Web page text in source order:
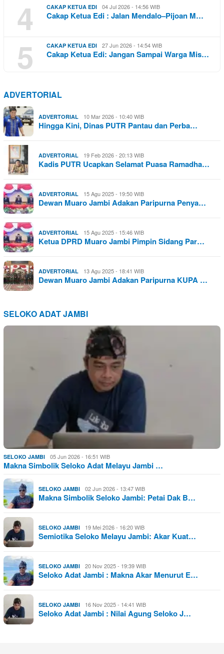
4 CAKAP KETUA EDI 04 Jul 2026 - 14:56 WIB
Cakap Ketua Edi : Jalan Mendalo–Pijoan M…
5 CAKAP KETUA EDI 27 Jun 2026 - 14:54 WIB
Cakap Ketua Edi: Jangan Sampai Warga Mis…
ADVERTORIAL
ADVERTORIAL 10 Mar 2026 - 10:40 WIB
Hingga Kini, Dinas PUTR Pantau dan Perba…
ADVERTORIAL 19 Feb 2026 - 20:13 WIB
Kadis PUTR Ucapkan Selamat Puasa Ramadha…
ADVERTORIAL 15 Agu 2025 - 19:50 WIB
Dewan Muaro Jambi Adakan Paripurna Penya…
ADVERTORIAL 15 Agu 2025 - 15:46 WIB
Ketua DPRD Muaro Jambi Pimpin Sidang Par…
ADVERTORIAL 13 Agu 2025 - 18:41 WIB
Dewan Muaro Jambi Adakan Paripurna KUPA …
SELOKO ADAT JAMBI
SELOKO JAMBI 05 Jun 2026 - 16:51 WIB
Makna Simbolik Seloko Adat Melayu Jambi …
SELOKO JAMBI 02 Jun 2026 - 13:47 WIB
Makna Simbolik Seloko Jambi: Petai Dak B…
SELOKO JAMBI 19 Mei 2026 - 16:20 WIB
Semiotika Seloko Melayu Jambi: Akar Kuat…
SELOKO JAMBI 20 Nov 2025 - 19:39 WIB
Seloko Adat Jambi : Makna Akar Menurut E…
SELOKO JAMBI 16 Nov 2025 - 14:41 WIB
Seloko Adat Jambi : Nilai Agung Seloko J…